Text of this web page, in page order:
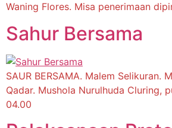
Waning Flores. Misa penerimaan
Sahur Bersama
SAUR BERSAMA. Malem Selikuran.
Qadar. Mushola Nurulhuda Cluring,
04.00